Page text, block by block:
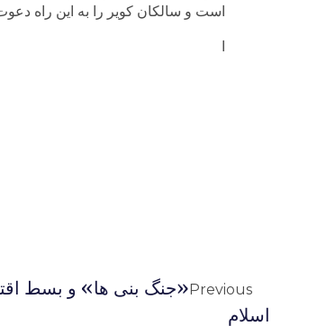
است و سالکان کویر را به این راه
ا
Previous«جنگ بنی ها» و بسط
اسلام